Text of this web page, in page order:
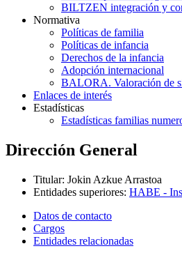
BILTZEN integración y
Normativa
Políticas de familia
Políticas de infancia
Derechos de la infancia
Adopción internacional
BALORA. Valoración de
Enlaces de interés
Estadísticas
Estadísticas familias
Dirección General
Titular: Jokin Azkue Arrastoa
Entidades superiores: HABE -
Datos de contacto
Cargos
Entidades relacionadas